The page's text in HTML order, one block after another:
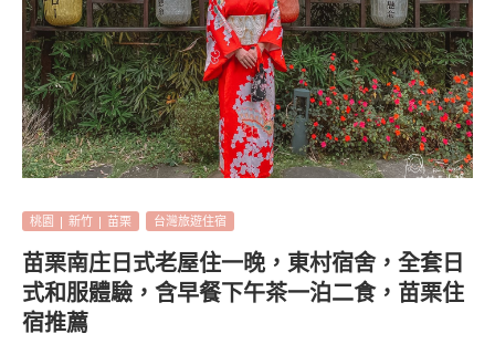
桃園 | 新竹 | 苗栗 台灣旅遊住宿
苗栗南庄日式老屋住一晚，東村宿舍，全套日
式和服體驗，含早餐下午茶一泊二食，苗栗住
宿推薦